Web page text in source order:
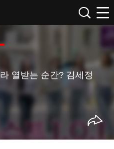
열받는 순간? 김세정